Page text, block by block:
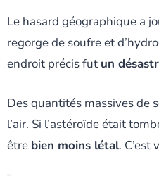
Le hasard géographique a
regorge de soufre et
endroit précis fut un
Des quantités massives de
l’air. Si l’astéroïde était
être bien moins létal.